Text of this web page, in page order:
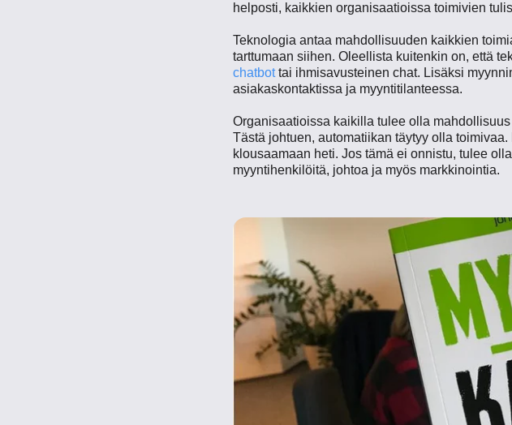
helposti, kaikkien organisaatioissa toimivien
Teknologia antaa mahdollisuuden kaikkien
tarttumaan siihen. Oleellista kuitenkin on, että
chatbottai ihmisavusteinen chat. Lisäksi
asiakaskontaktissa ja myyntitilanteessa.
Organisaatioissa kaikilla tulee olla
Tästä johtuen, automatiikan täytyy olla
klousaamaan heti. Jos tämä ei onnistu, tulee
myyntihenkilöitä, johtoa ja myös markkinointia.